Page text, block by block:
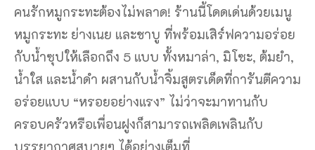
คนรักหมูกระทะต้องไม่พลาด! ร้านนี้โดดเด่นด้วยเมนู
หมูกระทะ ย่างเนย และชาบู ที่พร้อมเสิร์ฟความอร่อย
กับน้ำซุปให้เลือกถึง 5 แบบ ทั้งหมาล่า, มิโซะ, ต้มยำ,
น้ำใส และน้ำดำ ผสานกับน้ำจิ้มสูตรเด็ดที่การันตีความ
อร่อยแบบ “หรอยอย่างแรง” ไม่ว่าจะมาทานกับ
ครอบครัวหรือเพื่อนฝูงก็สามารถเพลิดเพลินกับ
บรรยากาศสบายๆ ได้อย่างเต็มที่